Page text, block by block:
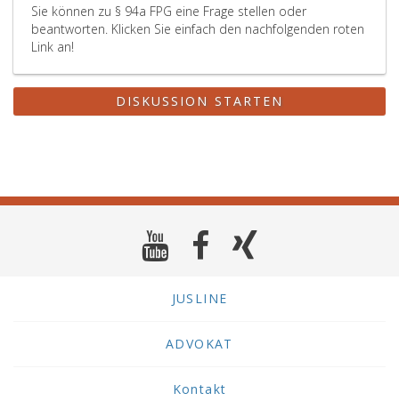
Sie können zu § 94a FPG eine Frage stellen oder
beantworten. Klicken Sie einfach den nachfolgenden roten
Link an!
DISKUSSION STARTEN
JUSLINE
ADVOKAT
Kontakt